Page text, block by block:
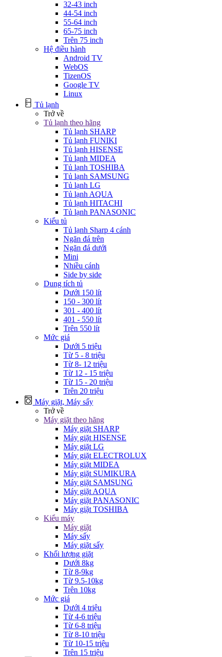
32-43 inch
44-54 inch
55-64 inch
65-75 inch
Trên 75 inch
Hệ điều hành
Android TV
WebOS
TizenOS
Google TV
Linux
Tủ lạnh
Trở về
Tủ lạnh theo hãng
Tủ lạnh SHARP
Tủ lạnh FUNIKI
Tủ lạnh HISENSE
Tủ lạnh MIDEA
Tủ lạnh TOSHIBA
Tủ lạnh SAMSUNG
Tủ lạnh LG
Tủ lạnh AQUA
Tủ lạnh HITACHI
Tủ lạnh PANASONIC
Kiểu tủ
Tủ lạnh Sharp 4 cánh
Ngăn đá trên
Ngăn đá dưới
Mini
Nhiều cánh
Side by side
Dung tích tủ
Dưới 150 lít
150 - 300 lít
301 - 400 lít
401 - 550 lít
Trên 550 lít
Mức giá
Dưới 5 triệu
Từ 5 - 8 triệu
Từ 8- 12 triệu
Từ 12 - 15 triệu
Từ 15 - 20 triệu
Trên 20 triệu
Máy giặt, Máy sấy
Trở về
Máy giặt theo hãng
Máy giặt SHARP
Máy giặt HISENSE
Máy giặt LG
Máy giặt ELECTROLUX
Máy giặt MIDEA
Máy giặt SUMIKURA
Máy giặt SAMSUNG
Máy giặt AQUA
Máy giặt PANASONIC
Máy giặt TOSHIBA
Kiểu máy
Máy giặt
Máy sấy
Máy giặt sấy
Khối lượng giặt
Dưới 8kg
Từ 8-9kg
Từ 9.5-10kg
Trên 10kg
Mức giá
Dưới 4 triệu
Từ 4-6 triệu
Từ 6-8 triệu
Từ 8-10 triệu
Từ 10-15 triệu
Trên 15 triệu